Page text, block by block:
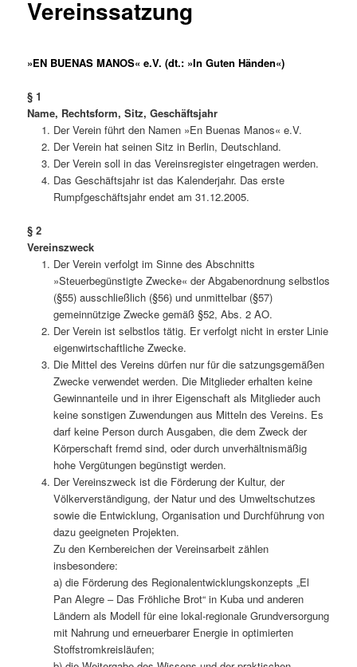
Vereinssatzung
»EN BUENAS MANOS« e.V. (dt.: »In Guten Händen«)
§ 1
Name, Rechtsform, Sitz, Geschäftsjahr
Der Verein führt den Namen »En Buenas Manos« e.V.
Der Verein hat seinen Sitz in Berlin, Deutschland.
Der Verein soll in das Vereinsregister eingetragen werden.
Das Geschäftsjahr ist das Kalenderjahr. Das erste
Rumpfgeschäftsjahr endet am 31.12.2005.
§ 2
Vereinszweck
Der Verein verfolgt im Sinne des Abschnitts
»Steuerbegünstigte Zwecke« der Abgabenordnung selbstlos
(§55) ausschließlich (§56) und unmittelbar (§57)
gemeinnützige Zwecke gemäß §52, Abs. 2 AO.
Der Verein ist selbstlos tätig. Er verfolgt nicht in erster Linie
eigenwirtschaftliche Zwecke.
Die Mittel des Vereins dürfen nur für die satzungsgemäßen
Zwecke verwendet werden. Die Mitglieder erhalten keine
Gewinnanteile und in ihrer Eigenschaft als Mitglieder auch
keine sonstigen Zuwendungen aus Mitteln des Vereins. Es
darf keine Person durch Ausgaben, die dem Zweck der
Körperschaft fremd sind, oder durch unverhältnismäßig
hohe Vergütungen begünstigt werden.
Der Vereinszweck ist die Förderung der Kultur, der
Völkerverständigung, der Natur und des Umweltschutzes
sowie die Entwicklung, Organisation und Durchführung von
dazu geeigneten Projekten.
Zu den Kernbereichen der Vereinsarbeit zählen
insbesondere:
a) die Förderung des Regionalentwicklungskonzepts „El
Pan Alegre ‒ Das Fröhliche Brot“ in Kuba und anderen
Ländern als Modell für eine lokal-regionale Grundversorgung
mit Nahrung und erneuerbarer Energie in optimierten
Stoffstromkreisläufen;